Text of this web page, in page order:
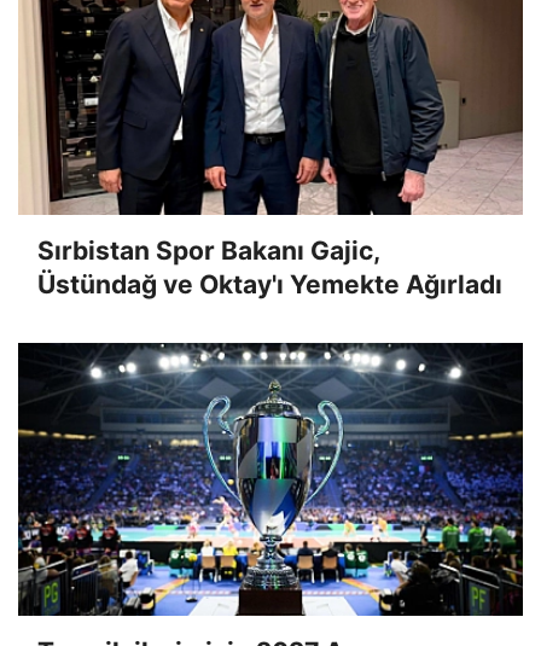
Sırbistan Spor Bakanı Gajic,
Üstündağ ve Oktay'ı Yemekte Ağırladı